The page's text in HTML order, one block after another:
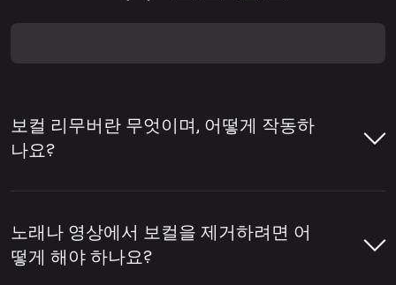
보컬 리무버란 무엇이며, 어떻게 작동하
나요?
주와 보컬을 분리하는 데 도움을 주는 도구입
니다. 보컬 리무버는 노래방용 트랙 제작, 아카
노래나 영상에서 보컬을 제거하려면 어
떻게 해야 하나요?